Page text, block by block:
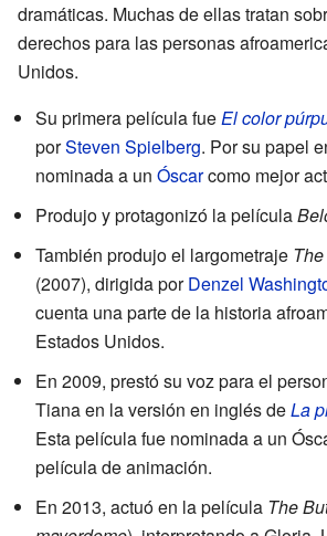
dramáticas. Muchas de ellas tratan
derechos para las personas
Unidos.
Su primera película fueEl color
porSteven Spielberg. Por su papel
nominada a un Óscarcomo mejor
Produjo y protagonizó la película
También produjo el largometraje
(2007), dirigida porDenzel
cuenta una parte de la historia
Estados Unidos.
En 2009, prestó su voz para el
Tiana en la versión en inglés deLa
Esta película fue nominada a un
película de animación.
En 2013, actuó en la película The